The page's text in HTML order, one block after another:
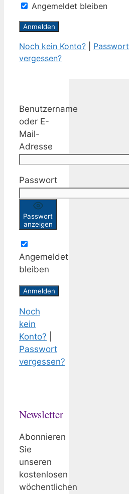
Angemeldet bleiben
Noch kein Konto?
Passwort
vergessen?
Benutzername
oder E-
Mail-
Adresse
Passwort
Passwort
anzeigen
Angemeldet
bleiben
Noch
kein
Konto?
Passwort
vergessen?
Newsletter
Abonnieren
Sie
unseren
kostenlosen
wöchentlichen